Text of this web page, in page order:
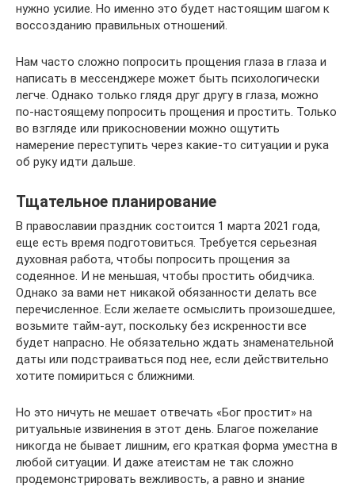
нужно усилие. Но именно это будет настоящим шагом к
воссозданию правильных отношений.
Нам часто сложно попросить прощения глаза в глаза и
написать в мессенджере может быть психологически
легче. Однако только глядя друг другу в глаза, можно
по-настоящему попросить прощения и простить. Только
во взгляде или прикосновении можно ощутить
намерение переступить через какие-то ситуации и рука
об руку идти дальше.
Тщательное планирование
В православии праздник состоится 1 марта 2021 года,
еще есть время подготовиться. Требуется серьезная
духовная работа, чтобы попросить прощения за
содеянное. И не меньшая, чтобы простить обидчика.
Однако за вами нет никакой обязанности делать все
перечисленное. Если желаете осмыслить произошедшее,
возьмите тайм-аут, поскольку без искренности все
будет напрасно. Не обязательно ждать знаменательной
даты или подстраиваться под нее, если действительно
хотите помириться с ближними.
Но это ничуть не мешает отвечать «Бог простит» на
ритуальные извинения в этот день. Благое пожелание
никогда не бывает лишним, его краткая форма уместна в
любой ситуации. И даже атеистам не так сложно
продемонстрировать вежливость, а равно и знание